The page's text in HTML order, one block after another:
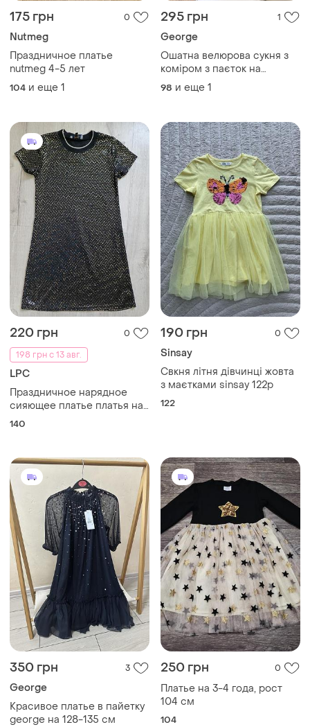
175 грн 0
Nutmeg
Праздничное платье
nutmeg 4-5 лет
104 и еще 1
295 грн 1
George
Ошатна велюрова сукня з
коміром з паєток на
дівчинку 3-4 роки ріст 98-
104 від джордж стан
98 и еще 1
220 грн
0
198 грн с 13 авг.
LPC
Праздничное нарядное
сияющее платье платья на
девочку 10 лет с блестками
140
190 грн 0
Sinsay
Свкня літня дівчинці жовта
з маєтками sinsay 122р
122
350 грн 3
George
Красивое платье в пайетку
george на 128-135 см
250 грн 0
Платье на 3-4 года, рост
104 см
104